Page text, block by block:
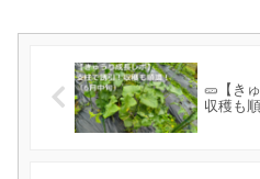
🥒【き
収穫も